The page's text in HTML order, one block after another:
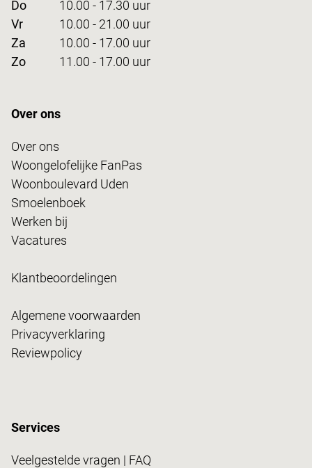
Do
10.00 - 17.30 uur
Vr
10.00 - 21.00 uur
Za
10.00 - 17.00 uur
Zo
11.00 - 17.00 uur
Over ons
Over ons
Woongelofelijke FanPas
Woonboulevard Uden
Smoelenboek
Werken bij
Vacatures
Klantbeoordelingen
Algemene voorwaarden
Privacyverklaring
Reviewpolicy
Services
Veelgestelde vragen | FAQ